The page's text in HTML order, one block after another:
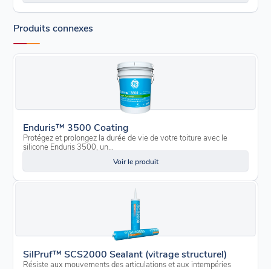
Produits connexes
Enduris™ 3500 Coating
Protégez et prolongez la durée de vie de votre toiture avec le
silicone Enduris 3500, un...
Voir le produit
SilPruf™ SCS2000 Sealant (vitrage structurel)
Résiste aux mouvements des articulations et aux intempéries